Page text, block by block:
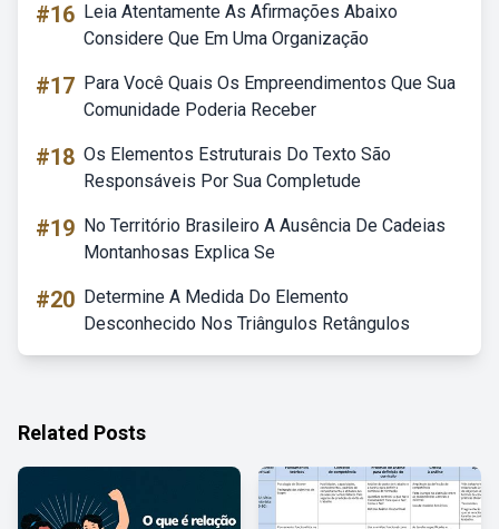
#16 Leia Atentamente As Afirmações Abaixo
Considere Que Em Uma Organização
#17 Para Você Quais Os Empreendimentos Que Sua
Comunidade Poderia Receber
#18 Os Elementos Estruturais Do Texto São
Responsáveis Por Sua Completude
#19 No Território Brasileiro A Ausência De Cadeias
Montanhosas Explica Se
#20 Determine A Medida Do Elemento
Desconhecido Nos Triângulos Retângulos
Related Posts